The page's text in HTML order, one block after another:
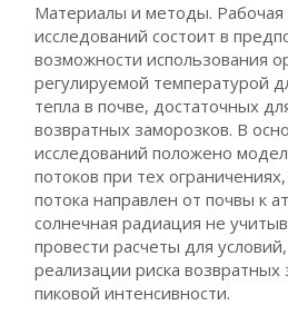
Материалы и методы. Рабочая
исследований состоит в
возможности использования
регулируемой температурой
тепла в почве, достаточных
возвратных заморозков. В
исследований положено
потоков при тех
потока направлен от почвы к
солнечная радиация не
провести расчеты для
реализации риска
пиковой интенсивности.